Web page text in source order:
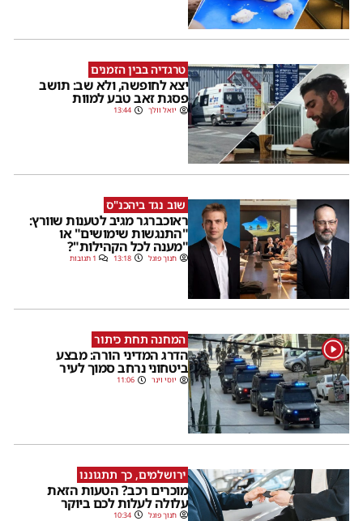
טרגדיה בבין הזמנים
יצא לחופשה, ולא שב: תושב
פסגת זאב טבע למוות
יואל וולך 13:44
שוב נגד ביהכנ"ס
ראוכברגר מגיב לטענות שוורץ:
"התנגשות שימושים" או
"מענה לכל הקהילות"?
חנוך פוגל 13:18 1 תגובות
1 המחנה תחת כיתור
הדרג המדיני הורה: מבצע
ביטחוני נרחב סמוך לעיר
יוסי וינר 11:06
ירושלמים, כך תתגוננו
מוכרים רכב? הטעות הזאת
עלולה לעלות לכם ביוקר
חנוך פוגל 10:34